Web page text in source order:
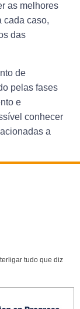
as melhores
cada caso,
das
de
pelas fases
e
conhecer
a
tudo que diz